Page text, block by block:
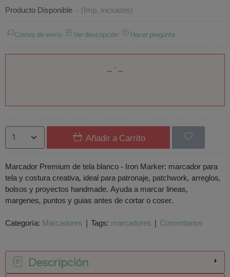
Producto Disponible - (Imp. Incluidos)
Costes de envío Ver descripción Hacer pregunta
Añadir a Carrito
Marcador Premium de tela blanco - Iron Marker: marcador para
tela y costura creativa, ideal para patronaje, patchwork, arreglos,
bolsos y proyectos handmade. Ayuda a marcar lineas,
margenes, puntos y guias antes de cortar o coser.
Categoría: Marcadores | Tags: marcadores | Comentarios
Descripción